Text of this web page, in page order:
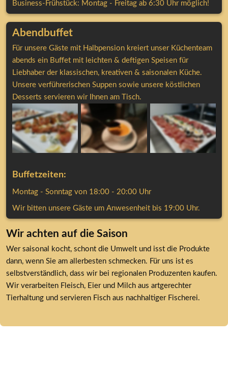
Business-Frühstück: Montag - Freitag ab 6:30 Uhr möglich!
Abendbuffet
Für unsere Gäste mit Halbpension kreiert unser Küchenteam
abends ein Buffet mit leichten & deftigen Speisen für
Liebhaber der klassischen, kreativen & saisonalen Küche.
Unsere verführerischen Suppen sowie unsere köstlichen
Desserts servieren wir Ihnen am Tisch.
Buffetzeiten:
Montag - Sonntag von 18:00 - 20:00 Uhr
Wir bitten unsere Gäste um Anwesenheit bis 19:00 Uhr.
Wir achten auf die Saison
Wer saisonal kocht, schont die Umwelt und isst die Produkte
dann, wenn Sie am allerbesten schmecken. Für uns ist es
selbstverständlich, dass wir bei regionalen Produzenten kaufen.
Wir verarbeiten Fleisch, Eier und Milch aus artgerechter
Tierhaltung und servieren Fisch aus nachhaltiger Fischerei.